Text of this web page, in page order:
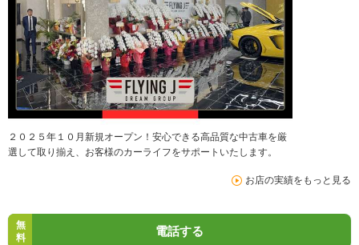
２０２５年１０月新規オープン！安心できる高品質な中古車を厳
選して取り揃え、お客様のカーライフをサポートいたします。
お店の実績をもっと見る
無
料
電話する